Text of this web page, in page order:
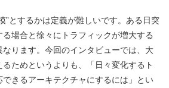
”とするかは定義が難しいです。ある日突
場合と徐々にトラフィックが増大する
ります。今回のインタビューでは、大
ためというよりも、「日々変化するト
きるアーキテクチャにするには」とい